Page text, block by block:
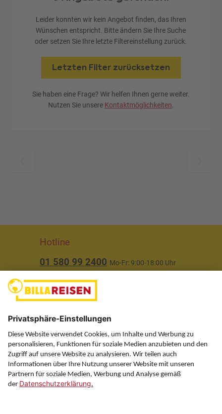
Leider konnten wir kein Angebot finden, das Ihren
Wünschen entspricht. Bitte ändern Sie Ihre Suche
oder setzen Sie Ihre letzte Filtereinstellung zurück.
Letzten Filter zurücksetzen
Sie haben eine Frage? Wir helfen Ihnen gerne weiter.
Nutzen Sie unsere Kontaktmöglichkeiten.
Hotline
01 580 99 2400 Mo-Fr: 9:00-18:00 Uhr
Über uns
Service
Information
Folgen Sie uns auf